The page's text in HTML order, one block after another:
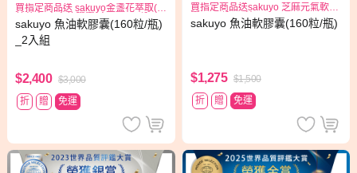
買指定商品送 sakuyo金盞花萃取(含
葉黃素)素食軟膠囊(食品)三日份
sakuyo 魚油軟膠囊(160粒/瓶)
_2入組
$2,400 $3,000
折
贈 免運
買指定商品送sakuyo 芝麻元氣軟膠
囊15日份(30粒入)*1
sakuyo 魚油軟膠囊(160粒/瓶)
$1,275 $1,500
折
贈 免運